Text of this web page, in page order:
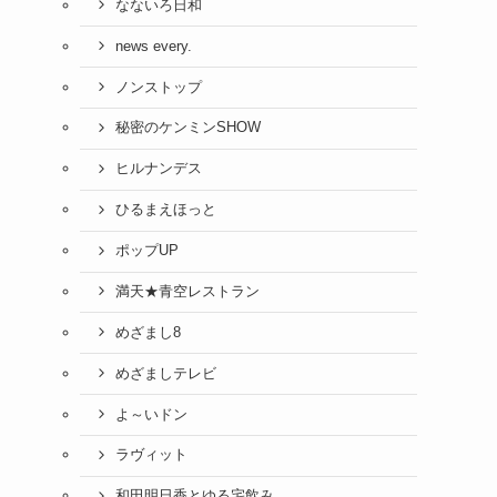
なないろ日和
news every.
ノンストップ
秘密のケンミンSHOW
ヒルナンデス
ひるまえほっと
ポップUP
満天★青空レストラン
めざまし8
めざましテレビ
よ～いドン
ラヴィット